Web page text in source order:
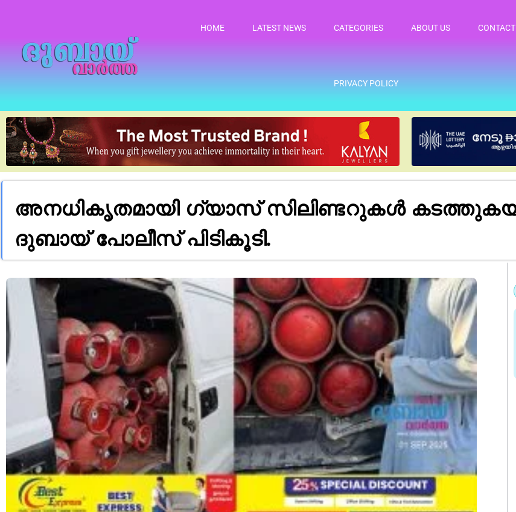
HOME LATEST NEWS CATEGORIES ABOUT US
PRIVACY POLICY
അനധികൃതമായി ഗ്യാസ് സിലിണ്ടറുകൾ
ദുബായ് പോലീസ് പിടികൂടി.